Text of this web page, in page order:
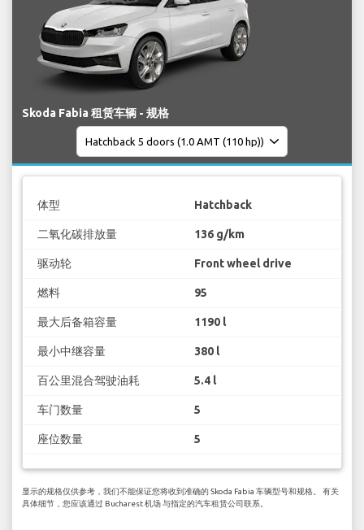
Skoda Fabia 租赁车辆 - 规格
体型 Hatchback
二氧化碳排放量 136 g/km
驱动轮 Front wheel drive
燃料 95
最大后备箱容量 1190 l
最小中继容量 380 l
百公里混合驾驶油耗 5.4 l
车门数量 5
座位数量 5
显示的规格仅供参考，我们不能保证您将收到准确的 Skoda Fabia 车辆型号和规格。 有关
具体细节，您应该通过 Bucharest 机场 与指定的汽车租赁公司联系。